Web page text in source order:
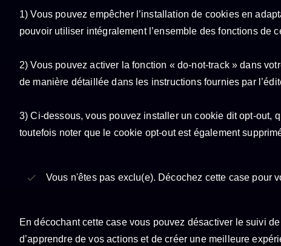
1) Vous pouvez empêcher l’installation de cookies en
pouvoir utiliser intégralement l’ensemble des fonctions de
2) Vous pouvez activer la fonction « do-not-track » dans
de manière détaillée dans les instructions fournies par
3) Ci-dessous, vous pouvez installer un cookie dit opt-out,
toutefois noter que le cookie opt-out est également
Vous n'êtes pas exclu(e). Décochez cette case pour
En décochant cette case vous pouvez désactiver le suivi
d’apprendre de vos actions et de créer une meilleure